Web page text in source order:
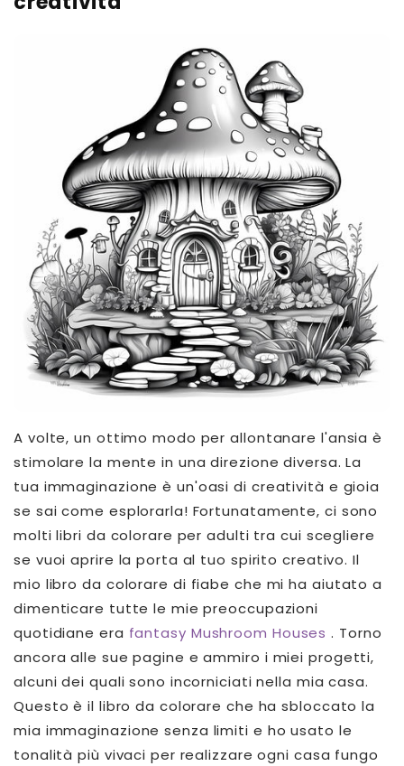
A volte, un ottimo modo per allontanare l'ansia è
stimolare la mente in una direzione diversa. La
tua immaginazione è un'oasi di creatività e gioia
se sai come esplorarla! Fortunatamente, ci sono
molti libri da colorare per adulti tra cui scegliere
se vuoi aprire la porta al tuo spirito creativo. Il
mio libro da colorare di fiabe che mi ha aiutato a
dimenticare tutte le mie preoccupazioni
quotidiane era fantasy Mushroom Houses . Torno
ancora alle sue pagine e ammiro i miei progetti,
alcuni dei quali sono incorniciati nella mia casa.
Questo è il libro da colorare che ha sbloccato la
mia immaginazione senza limiti e ho usato le
tonalità più vivaci per realizzare ogni casa fungo